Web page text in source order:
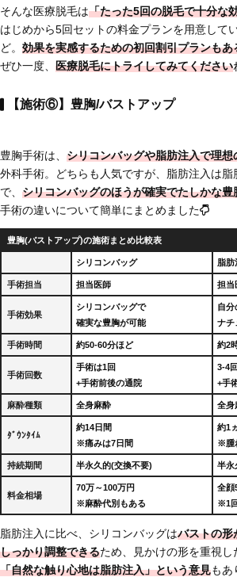
そんな医療脱毛は「たった5回の脱毛で十分な
はじめから5回セットの料金プランを用意して
ど。 効果を実感するための初回割引プランもあ
ぜひ一度、 医療脱毛にトライしてみてください
【施術⑥】豊胸/バストアップ
豊胸手術は、 シリコンバッグや脂肪注入で理
外科手術。どちらも人気ですが、脂肪注入は
で、 シリコンバッグのほうが確実でたしかな
手術の違いについて簡単にまとめました
豊胸(バストアップ)の施術まとめ比較表
シリコンバッグ 脂肪
手術担当 担当医師 担当
手術効果
シリコンバッグで
確実な豊胸が可能
自分
ナチ
手術時間 約50-60分ほど 約2
手術回数
手術は1回
+手術前後の通院
3-4
+手
麻酔種類 全身麻酔 全身
ﾀﾞｳﾝﾀｲﾑ
約14日間
※痛みは7日間
約1
※腫
持続期間 半永久的(交換不要) 半永
料金相場
70万～100万円
※麻酔代別もある
全顔
※1
脂肪注入に比べ、シリコンバッグはバストの形
しっかり調整できるため、見かけの形を重視し
「自然な触り心地は脂肪注入」という意見もあ